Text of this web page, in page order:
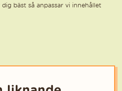
bäst så anpassar vi innehållet